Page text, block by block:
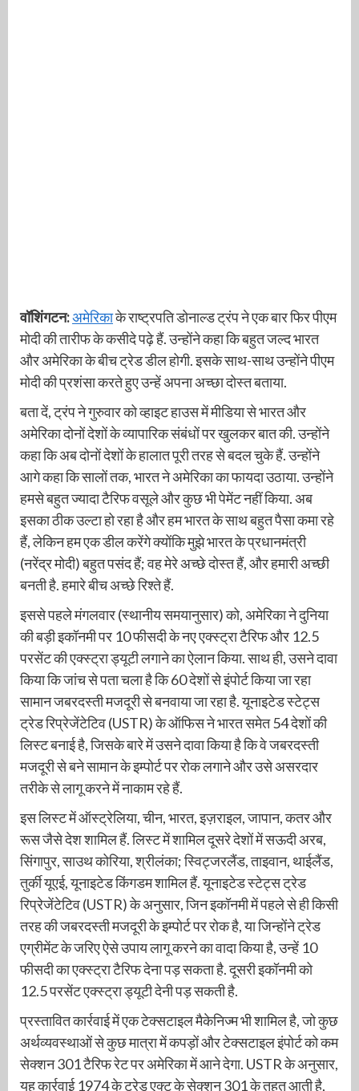
वॉशिंगटन:अमेरिकाके राष्ट्रपति डोनाल्ड ट्रंप ने एक बार फिर पीएम
मोदी की तारीफ के कसीदे पढ़े हैं. उन्होंने कहा कि बहुत जल्द भारत
और अमेरिका के बीच ट्रेड डील होगी. इसके साथ-साथ उन्होंने पीएम
मोदी की प्रशंसा करते हुए उन्हें अपना अच्छा दोस्त बताया.
बता दें, ट्रंप ने गुरुवार को व्हाइट हाउस में मीडिया से भारत और
अमेरिका दोनों देशों के व्यापारिक संबंधों पर खुलकर बात की. उन्होंने
कहा कि अब दोनों देशों के हालात पूरी तरह से बदल चुके हैं. उन्होंने
आगे कहा कि सालों तक, भारत ने अमेरिका का फायदा उठाया. उन्होंने
हमसे बहुत ज्यादा टैरिफ वसूले और कुछ भी पेमेंट नहीं किया. अब
इसका ठीक उल्टा हो रहा है और हम भारत के साथ बहुत पैसा कमा रहे
हैं, लेकिन हम एक डील करेंगे क्योंकि मुझे भारत के प्रधानमंत्री
(नरेंद्र मोदी) बहुत पसंद हैं; वह मेरे अच्छे दोस्त हैं, और हमारी अच्छी
बनती है. हमारे बीच अच्छे रिश्ते हैं.
इससे पहले मंगलवार (स्थानीय समयानुसार) को, अमेरिका ने दुनिया
की बड़ी इकॉनमी पर 10 फीसदी के नए एक्स्ट्रा टैरिफ और 12.5
परसेंट की एक्स्ट्रा ड्यूटी लगाने का ऐलान किया. साथ ही, उसने दावा
किया कि जांच से पता चला है कि 60 देशों से इंपोर्ट किया जा रहा
सामान जबरदस्ती मजदूरी से बनवाया जा रहा है. यूनाइटेड स्टेट्स
ट्रेड रिप्रेजेंटेटिव (USTR) के ऑफिस ने भारत समेत 54 देशों की
लिस्ट बनाई है, जिसके बारे में उसने दावा किया है कि वे जबरदस्ती
मजदूरी से बने सामान के इम्पोर्ट पर रोक लगाने और उसे असरदार
तरीके से लागू करने में नाकाम रहे हैं.
इस लिस्ट में ऑस्ट्रेलिया, चीन, भारत, इज़राइल, जापान, कतर और
रूस जैसे देश शामिल हैं. लिस्ट में शामिल दूसरे देशों में सऊदी अरब,
सिंगापुर, साउथ कोरिया, श्रीलंका; स्विट्जरलैंड, ताइवान, थाईलैंड,
तुर्की यूएई, यूनाइटेड किंगडम शामिल हैं. यूनाइटेड स्टेट्स ट्रेड
रिप्रेजेंटेटिव (USTR) के अनुसार, जिन इकॉनमी में पहले से ही किसी
तरह की जबरदस्ती मजदूरी के इम्पोर्ट पर रोक है, या जिन्होंने ट्रेड
एग्रीमेंट के जरिए ऐसे उपाय लागू करने का वादा किया है, उन्हें 10
फीसदी का एक्स्ट्रा टैरिफ देना पड़ सकता है. दूसरी इकॉनमी को
12.5 परसेंट एक्स्ट्रा ड्यूटी देनी पड़ सकती है.
प्रस्तावित कार्रवाई में एक टेक्सटाइल मैकेनिज्म भी शामिल है, जो कुछ
अर्थव्यवस्थाओं से कुछ मात्रा में कपड़ों और टेक्सटाइल इंपोर्ट को कम
सेक्शन 301 टैरिफ रेट पर अमेरिका में आने देगा. USTR के अनुसार,
यह कार्रवाई 1974 के ट्रेड एक्ट के सेक्शन 301 के तहत आती है,